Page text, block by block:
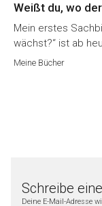
Weißt du, wo
Mein erstes
wächst?“ ist ab
Meine Bücher
Schreibe
Deine E-Mail-Adresse